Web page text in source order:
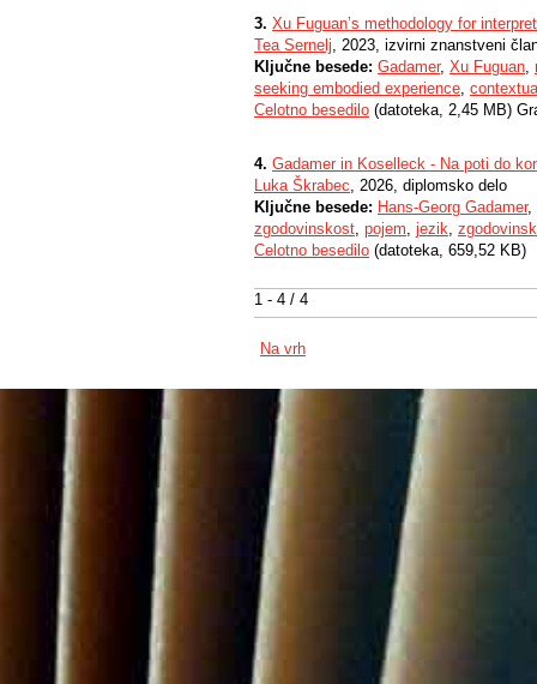
1 - 4 / 4
3. Xu Fuguan’s methodology for
Tea Sernelj, 2023, izvirni znanstveni
Ključne besede: Gadamer, Xu Fuguan,
seeking embodied experience,
Celotno besedilo (datoteka, 2,45 MB)
4. Gadamer in Koselleck - Na poti do
Luka Škrabec, 2026, diplomsko delo
Ključne besede: Hans-Georg Gadamer,
zgodovinskost, pojem, jezik,
Celotno besedilo (datoteka, 659,52 KB)
Na vrh